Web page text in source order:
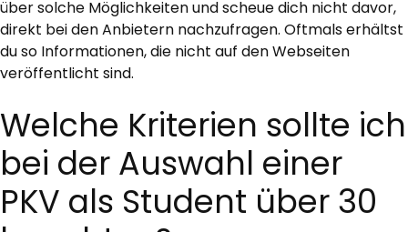
über solche Möglichkeiten und scheue dich nicht davor,
direkt bei den Anbietern nachzufragen. Oftmals erhältst
du so Informationen, die nicht auf den Webseiten
veröffentlicht sind.
Welche Kriterien sollte ich
bei der Auswahl einer
PKV als Student über 30